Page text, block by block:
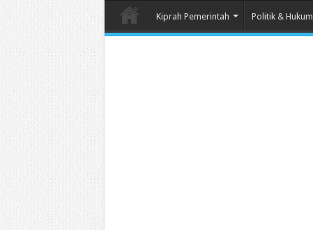
Kiprah Pemerintah Politik & Hukum